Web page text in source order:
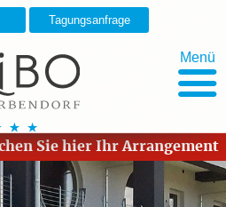
Tagungsanfrage
Menü
Sie hier Ihr Arrangement